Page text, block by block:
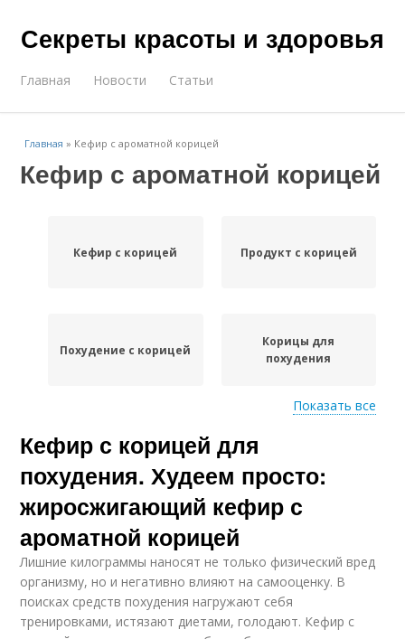
Секреты красоты и здоровья
Главная Новости Статьи
Главная » Кефир с ароматной корицей
Кефир с ароматной корицей
Кефир с корицей Продукт с корицей
Похудение с корицей
Корицы для
похудения
Корица для
похудения
Корица с кефиром
Кефир с медом
Показать все
Кефир с корицей для
похудения. Худеем просто:
жиросжигающий кефир с
ароматной корицей
Лишние килограммы наносят не только физический вред
организму, но и негативно влияют на самооценку. В
поисках средств похудения нагружают себя
тренировками, истязают диетами, голодают. Кефир с